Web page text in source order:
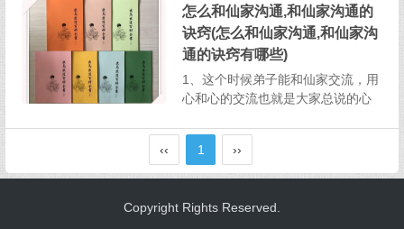
所观察的事与这位老人有关4不同的
仙家有不同的心通方式，因此沟通
形式也有所不同...
怎么和仙家沟通,和仙家沟通的
诀窍(怎么和仙家沟通,和仙家沟
通的诀窍有哪些)
1、这个时候弟子能和仙家交流，用
心和心的交流也就是大家总说的心
相互之间有一个心灵相通我听。2、
一是要争取你可以主动沟通的权
利，巧妙的运用“求”这个字你和仙家
力的大小，你的结合没。...
‹‹ 1 ››
Copyright Rights Reserved.